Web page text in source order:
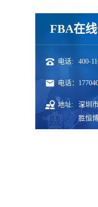
FBA在
电话: 400-
电话：
地址:
深圳
胜恒